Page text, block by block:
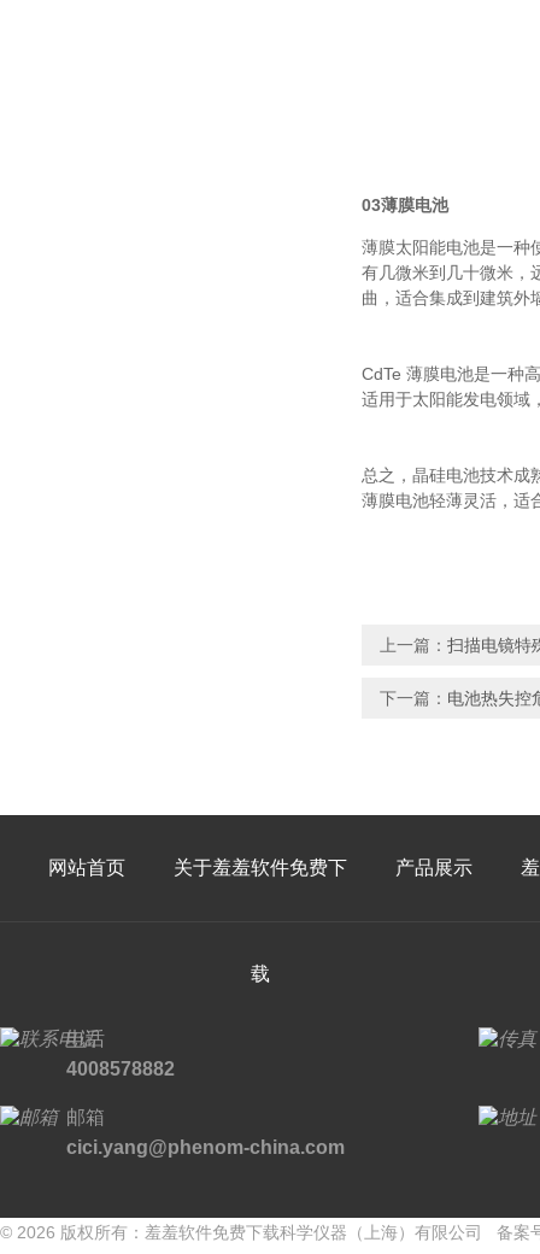
03薄膜电池
薄膜太阳能电池是一种
有几微米到几十微米，
曲，适合集成到建筑外墙
CdTe 薄膜电池是一种高
适用于太阳能发电领域
总之，晶硅电池技术
薄膜电池轻薄灵活，
上一篇： 扫描电镜
下一篇： 电池热失控
网站首页 关于羞羞软件免费下
载
产品展示
电话
4008578882
邮箱
cici.yang@phenom-china.com
© 2026 版权所有：羞羞软件免费下载科学仪器（上海）有限公司 备案号